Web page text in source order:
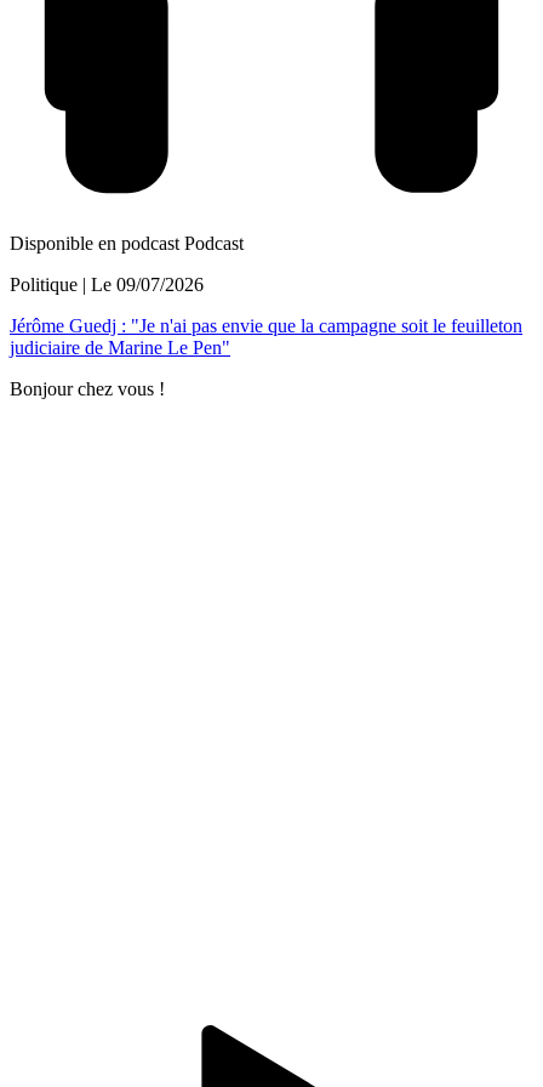
Disponible en podcast Podcast
Politique | Le 09/07/2026
Jérôme Guedj : "Je n'ai pas envie que la campagne soit le feuilleton
judiciaire de Marine Le Pen"
Bonjour chez vous !